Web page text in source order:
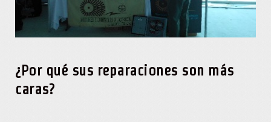
¿Por qué sus reparaciones son más
caras?